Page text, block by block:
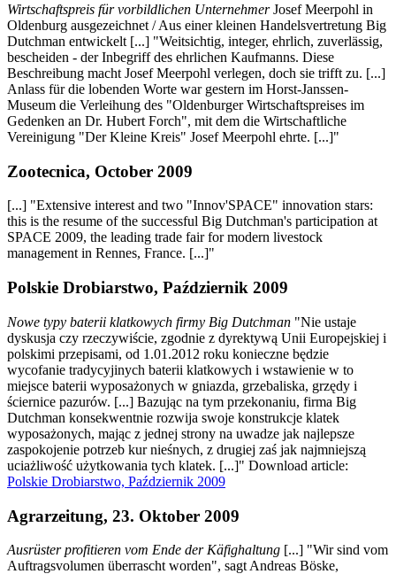
Wirtschaftspreis für vorbildlichen UnternehmerJosef Meerpohl in
Oldenburg ausgezeichnet / Aus einer kleinen Handelsvertretung Big
Dutchman entwickelt [...] "Weitsichtig, integer, ehrlich, zuverlässig,
bescheiden - der Inbegriff des ehrlichen Kaufmanns. Diese
Beschreibung macht Josef Meerpohl verlegen, doch sie trifft zu. [...]
Anlass für die lobenden Worte war gestern im Horst-Janssen-
Museum die Verleihung des "Oldenburger Wirtschaftspreises im
Gedenken an Dr. Hubert Forch", mit dem die Wirtschaftliche
Vereinigung "Der Kleine Kreis" Josef Meerpohl ehrte. [...]"
Zootecnica, October 2009
[...] "Extensive interest and two "Innov'SPACE" innovation stars:
this is the resume of the successful Big Dutchman's participation at
SPACE 2009, the leading trade fair for modern livestock
management in Rennes, France. [...]"
Polskie Drobiarstwo, Październik 2009
Nowe typy baterii klatkowych firmy Big Dutchman "Nie ustaje
dyskusja czy rzeczywiście, zgodnie z dyrektywą Unii Europejskiej i
polskimi przepisami, od 1.01.2012 roku konieczne będzie
wycofanie tradycyjinych baterii klatkowych i wstawienie w to
miejsce baterii wyposażonych w gniazda, grzebaliska, grzędy i
ściernice pazurów. [...] Bazując na tym przekonaniu, firma Big
Dutchman konsekwentnie rozwija swoje konstrukcje klatek
wyposażonych, mając z jednej strony na uwadze jak najlepsze
zaspokojenie potrzeb kur nieśnych, z drugiej zaś jak najmniejszą
uciażliwość użytkowania tych klatek. [...]" Download article:
Polskie Drobiarstwo, Październik 2009
Agrarzeitung, 23. Oktober 2009
Ausrüster profitieren vom Ende der Käfighaltung [...] "Wir sind vom
Auftragsvolumen überrascht worden", sagt Andreas Böske,